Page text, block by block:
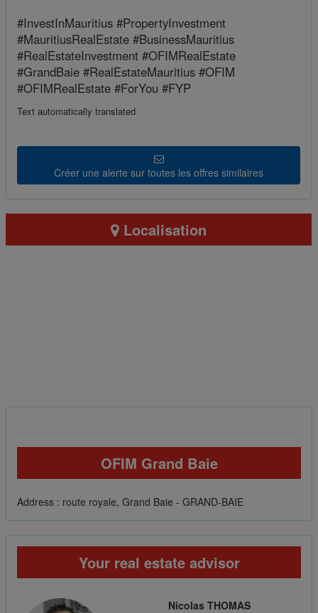
#InvestInMauritius #PropertyInvestment
#MauritiusRealEstate #BusinessMauritius
#RealEstateInvestment #OFIMRealEstate
#GrandBaie #RealEstateMauritius #OFIM
#OFIMRealEstate #ForYou #FYP
Text automatically translated
Créer une alerte sur toutes les offres similaires
Localisation
OFIM Grand Baie
Address : route royale, Grand Baie - GRAND-BAIE
Your real estate advisor
Nicolas THOMAS